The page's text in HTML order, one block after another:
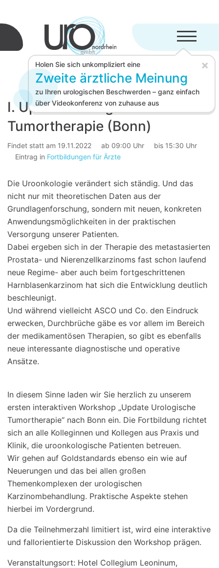
Menü
Holen Sie sich unkompliziert eine
Zweite ärztliche Meinung
zu Ihren urologischen Beschwerden – ganz einfach
über Videokonferenz von zuhause aus
×
I. Update Urologische
Tumortherapie (Bonn)
Findet statt am 19.11.2022 ab 09:00 Uhr
bis 15:30 Uhr
Eintrag in Fortbildungen für Ärzte
Die Uroonkologie verändert sich ständig. Und das
nicht nur mit theoretischen Daten aus der
Grundlagenforschung, sondern mit neuen, konkreten
Anwendungsmöglichkeiten in der praktischen
Versorgung unserer Patienten.
Dabei ergeben sich in der Therapie des metastasierten
Prostata- und Nierenzellkarzinoms fast schon laufend
neue Regime- aber auch beim fortgeschrittenen
Harnblasenkarzinom hat sich die Entwicklung deutlich
beschleunigt.
Und während vielleicht ASCO und Co. den Eindruck
erwecken, Durchbrüche gäbe es vor allem im Bereich
der medikamentösen Therapien, so gibt es ebenfalls
neue interessante diagnostische und operative
Ansätze.
In diesem Sinne laden wir Sie herzlich zu unserem
ersten interaktiven Workshop „Update Urologische
Tumortherapie“ nach Bonn ein. Die Fortbildung richtet
sich an alle Kolleginnen und Kollegen aus Praxis und
Klinik, die uroonkologische Patienten betreuen.
Wir gehen auf Goldstandards ebenso ein wie auf
Neuerungen und das bei allen großen
Themenkomplexen der urologischen
Karzinombehandlung. Praktische Aspekte stehen
hierbei im Vordergrund.
Da die Teilnehmerzahl limitiert ist, wird eine interaktive
und fallorientierte Diskussion den Workshop prägen.
Veranstaltungsort: Hotel Collegium Leoninum,